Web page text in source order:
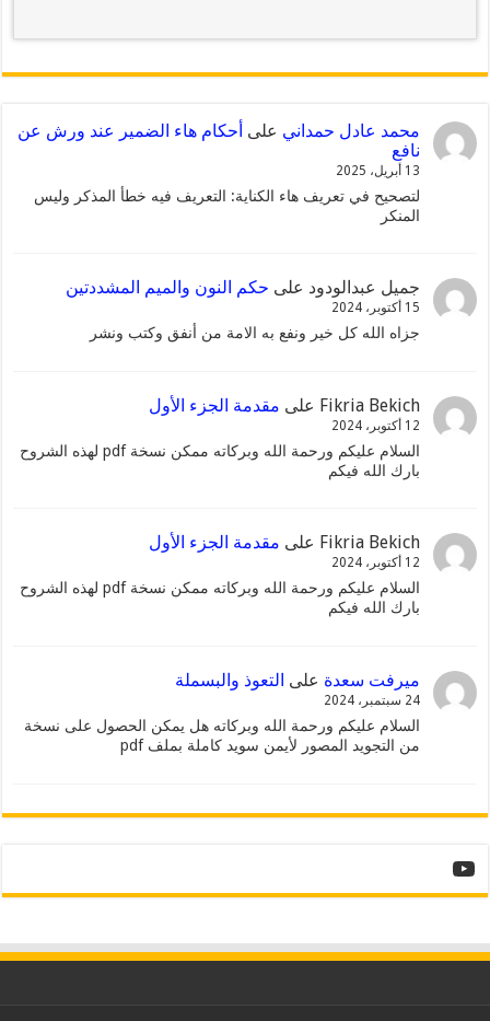
محمد عادل حمدانيعلى أحكام هاء الضمير عند ورش عن
نافع
13 أبريل، 2025
لتصحيح في تعريف هاء الكناية: التعريف فيه خطأ المذكر وليس
المنكر
جميل عبدالودودعلى حكم النون والميم المشددتين
15 أكتوبر، 2024
جزاه الله كل خير ونفع به الامة من أنفق وكتب ونشر
Fikria Bekichعلى مقدمة الجزء الأول
12 أكتوبر، 2024
السلام عليكم ورحمة الله وبركاته ممكن نسخة pdf لهذه الشروح
بارك الله فيكم
Fikria Bekich على مقدمة الجزء الأول
12 أكتوبر، 2024
السلام عليكم ورحمة الله وبركاته ممكن نسخة pdf لهذه الشروح
بارك الله فيكم
ميرفت سعدةعلى التعوذ والبسملة
24 سبتمبر، 2024
السلام عليكم ورحمة الله وبركاته هل يمكن الحصول على نسخة
من التجويد المصور لأيمن سويد كاملة بملف pdf
YouTube